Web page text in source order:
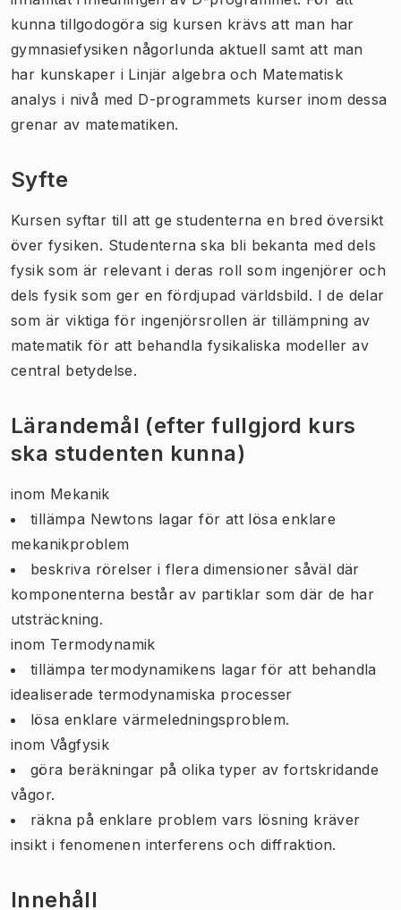
kunna tillgodogöra sig kursen krävs att man har
gymnasiefysiken någorlunda aktuell samt att man
har kunskaper i Linjär algebra och Matematisk
analys i nivå med D-programmets kurser inom dessa
grenar av matematiken.
Syfte
Kursen syftar till att ge studenterna en bred översikt
över fysiken. Studenterna ska bli bekanta med dels
fysik som är relevant i deras roll som ingenjörer och
dels fysik som ger en fördjupad världsbild. I de delar
som är viktiga för ingenjörsrollen är tillämpning av
matematik för att behandla fysikaliska modeller av
central betydelse.
Lärandemål (efter fullgjord kurs
ska studenten kunna)
inom Mekanik
tillämpa Newtons lagar för att lösa enklare
mekanikproblem
beskriva rörelser i flera dimensioner såväl där
komponenterna består av partiklar som där de har
utsträckning.
inom Termodynamik
tillämpa termodynamikens lagar för att behandla
idealiserade termodynamiska processer
lösa enklare värmeledningsproblem.
inom Vågfysik
göra beräkningar på olika typer av fortskridande
vågor.
räkna på enklare problem vars lösning kräver
insikt i fenomenen interferens och diffraktion.
Innehåll